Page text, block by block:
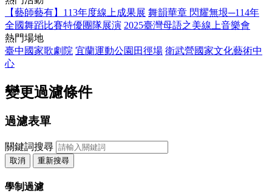
【藝師藝有】113年度線上成果展 舞韻華章 閃耀無垠─114年
全國舞蹈比賽特優團隊展演 2025臺灣母語之美線上音樂會
熱門場地
臺中國家歌劇院 宜蘭運動公園田徑場 衛武營國家文化藝術中
心
變更過濾條件
過濾表單
關鍵詞搜尋
取消 重新搜尋
學制過濾